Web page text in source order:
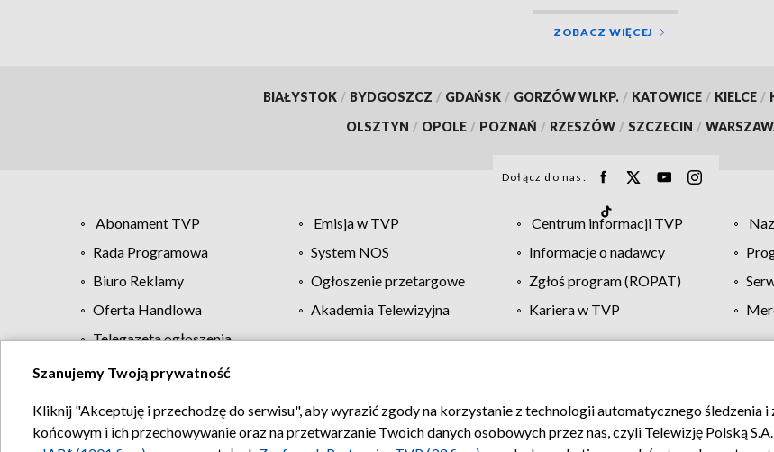
ZOBACZ WIĘCEJ
BIAŁYSTOK / BYDGOSZCZ / GDAŃSK / GORZÓW WLKP. / KATOWICE / KIELCE /
OLSZTYN / OPOLE / POZNAŃ / RZESZÓW / SZCZECIN /
Dołącz do nas:
Abonament TVP Emisja w TVP Centrum informacji TVP
Rada Programowa
System NOS Informacje o nadawcy
Biuro Reklamy
Ogłoszenie przetargowe Zgłoś program (ROPAT)
Oferta Handlowa
Akademia Telewizyjna Kariera w TVP
Telegazeta ogłoszenia
Regulamin TVP Polityka prywatności Moje zgody Pomoc
Szanujemy Twoją prywatność
Kliknij "Akceptuję i przechodzę do serwisu", aby wyrazić zgody na korzystanie z technologii automatycznego śledzenia
końcowym i ich przechowywanie oraz na przetwarzanie Twoich danych osobowych przez nas, czyli Telewizję Polską